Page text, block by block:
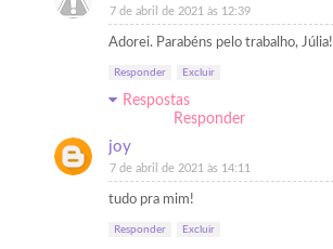
7 de abril de 2021 às 12:39
Adorei. Parabéns pelo trabalho, Júlia!
Responder Excluir
Respostas
Responder
joy
7 de abril de 2021 às 14:11
tudo pra mim!
Responder Excluir